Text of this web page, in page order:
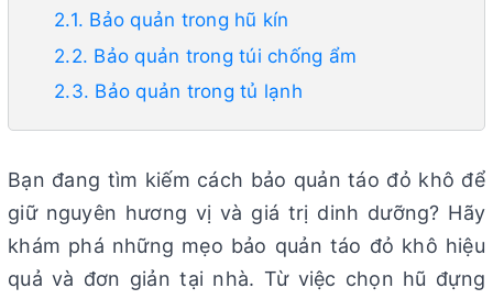
2.1. Bảo quản trong hũ kín
2.2. Bảo quản trong túi chống ẩm
2.3. Bảo quản trong tủ lạnh
Bạn đang tìm kiếm cách bảo quản táo đỏ khô để
giữ nguyên hương vị và giá trị dinh dưỡng? Hãy
khám phá những mẹo bảo quản táo đỏ khô hiệu
quả và đơn giản tại nhà. Từ việc chọn hũ đựng